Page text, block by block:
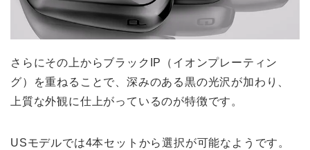
さらにその上からブラックIP（イオンプレーティン
グ）を重ねることで、深みのある黒の光沢が加わり、
上質な外観に仕上がっているのが特徴です。
USモデルでは4本セットから選択が可能なようです。